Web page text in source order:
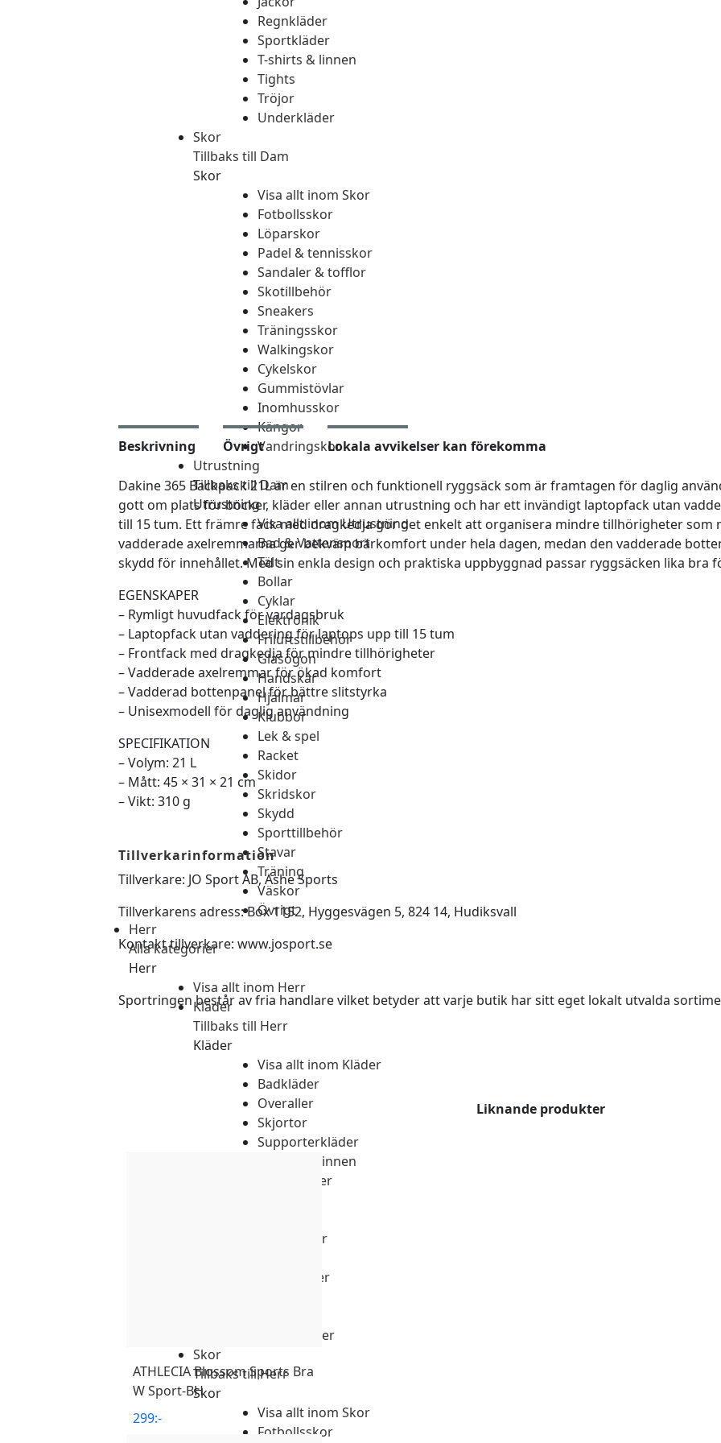
Regnkläder
Sportkläder
T-shirts & linnen
Tights
Tröjor
Underkläder
Skor
Tillbaks till Dam
Skor
Visa allt inom Skor
Fotbollsskor
Löparskor
Padel & tennisskor
Sandaler & tofflor
Skotillbehör
Sneakers
Träningsskor
Walkingskor
Cykelskor
Gummistövlar
Inomhusskor
Kängor
Vandringskor
Utrustning
Tillbaks till Dam
Utrustning
Visa allt inom Utrustning
Bad & Vattensport
Tält
Bollar
Cyklar
Elektronik
Friluftstillbehör
Glasögon
Handskar
Hjälmar
Klubbor
Lek & spel
Racket
Skidor
Skridskor
Skydd
Sporttillbehör
Stavar
Träning
Väskor
Övrigt
Herr
Alla kategorier
Herr
Visa allt inom Herr
Kläder
Tillbaks till Herr
Kläder
Visa allt inom Kläder
Badkläder
Overaller
Skjortor
Supporterkläder
T-shirts & linnen
Accessoarer
Regnkläder
Sportkläder
Underkläder
Skor
Tillbaks till Herr
Skor
Visa allt inom Skor
Fotbollsskor
Beskrivning Övrigt Lokala avvikelser kan förekomma
Dakine 365 Backpack 21L är en stilren och funktionell ryggsäck som är framtagen för daglig
gott om plats för böcker, kläder eller annan utrustning och har ett invändigt laptopfack utan
till 15 tum. Ett främre fack med dragkedja gör det enkelt att organisera mindre tillhörigheter som
vadderade axelremmarna ger bekväm bärkomfort under hela dagen, medan den vadderade
skydd för innehållet. Med sin enkla design och praktiska uppbyggnad passar ryggsäcken lika bra
EGENSKAPER
– Rymligt huvudfack för vardagsbruk
– Laptopfack utan vaddering för laptops upp till 15 tum
– Frontfack med dragkedja för mindre tillhörigheter
– Vadderade axelremmar för ökad komfort
– Vadderad bottenpanel för bättre slitstyrka
– Unisexmodell för daglig användning
SPECIFIKATION
– Volym: 21 L
– Mått: 45 × 31 × 21 cm
– Vikt: 310 g
Tillverkarinformation
Tillverkare: JO Sport AB, Ashe Sports
Tillverkarens adress: Box 1152, Hyggesvägen 5, 824 14, Hudiksvall
Kontakt tillverkare: www.josport.se
Sportringen består av fria handlare vilket betyder att varje butik har sitt eget lokalt utvalda
Liknande produkter
ATHLECIABlossom Sports Bra
W Sport-BH
299:-